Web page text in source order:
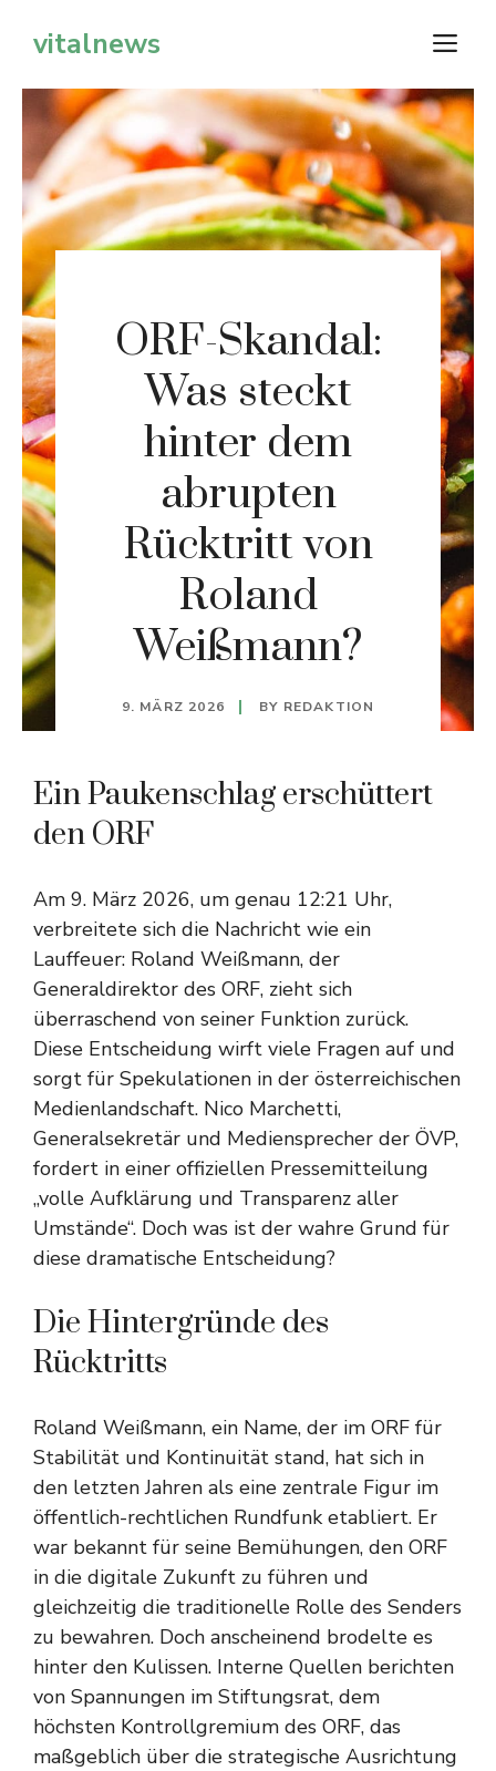
Inhaltvitalnews
ORF-Skandal:
Was steckt
hinter dem
abrupten
Rücktritt von
Roland
Weißmann?
9. MÄRZ 2026 BY REDAKTION
Ein Paukenschlag erschüttert
den ORF
Am 9. März 2026, um genau 12:21 Uhr,
verbreitete sich die Nachricht wie ein
Lauffeuer: Roland Weißmann, der
Generaldirektor des ORF, zieht sich
überraschend von seiner Funktion zurück.
Diese Entscheidung wirft viele Fragen auf und
sorgt für Spekulationen in der österreichischen
Medienlandschaft. Nico Marchetti,
Generalsekretär und Mediensprecher der ÖVP,
fordert in einer offiziellen Pressemitteilung
„volle Aufklärung und Transparenz aller
Umstände“. Doch was ist der wahre Grund für
diese dramatische Entscheidung?
Die Hintergründe des
Rücktritts
Roland Weißmann, ein Name, der im ORF für
Stabilität und Kontinuität stand, hat sich in
den letzten Jahren als eine zentrale Figur im
öffentlich-rechtlichen Rundfunk etabliert. Er
war bekannt für seine Bemühungen, den ORF
in die digitale Zukunft zu führen und
gleichzeitig die traditionelle Rolle des Senders
zu bewahren. Doch anscheinend brodelte es
hinter den Kulissen. Interne Quellen berichten
von Spannungen im Stiftungsrat, dem
höchsten Kontrollgremium des ORF, das
maßgeblich über die strategische Ausrichtung